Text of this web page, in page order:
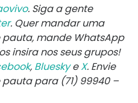
. Siga a gente
. Quer mandar uma
mande WhatsApp
insira nos seus grupos!
, BlueskyeX. Envie
para (71) 99940 –